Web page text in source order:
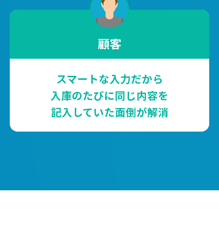
顧客
スマートな入力だから
入庫のたびに同じ内容を
記入していた面倒が解消